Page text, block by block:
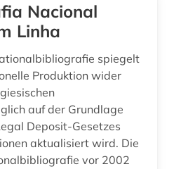
zeitschriftenaufsatz (1) Nacional
Linha
spiegelt
Produktion wider
auf der Grundlage
Deposit-Gesetzes
aktualisiert wird. Die
vor 2002